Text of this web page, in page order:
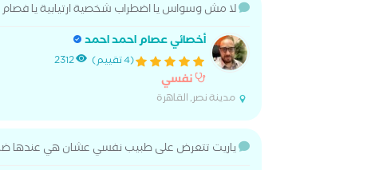
لا مش وسواس يا اضطراب شخصية ارتيابية يا فصام
أخصائي عصام احمد احمد
(4 تقييم) 2312
نفسي
مدينة نصر, القاهرة
ياريت تتعرض على طبيب نفسي عشان هي عندها